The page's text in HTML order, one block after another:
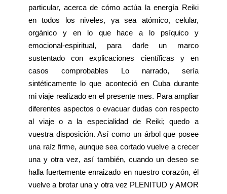
particular, acerca de cómo actúa la energía Reiki
en todos los niveles, ya sea atómico, celular,
orgánico y en lo que hace a lo psíquico y
emocional-espiritual, para darle un marco
sustentado con explicaciones científicas y en
casos comprobables Lo narrado, sería
sintéticamente lo que aconteció en Cuba durante
mi viaje realizado en el presente mes. Para ampliar
diferentes aspectos o evacuar dudas con respecto
al viaje o a la especialidad de Reiki; quedo a
vuestra disposición. Así como un árbol que posee
una raíz firme, aunque sea cortado vuelve a crecer
una y otra vez, así también, cuando un deseo se
halla fuertemente enraizado en nuestro corazón, él
vuelve a brotar una y otra vez PLENITUD y AMOR